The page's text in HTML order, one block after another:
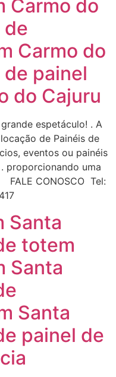
Carmo do
de
Carmo do
painel
do Cajuru
espetáculo! . A
de Painéis de
eventos ou painéis
proporcionando uma
CONOSCO Tel:
Santa
totem
Santa
Santa
painel de